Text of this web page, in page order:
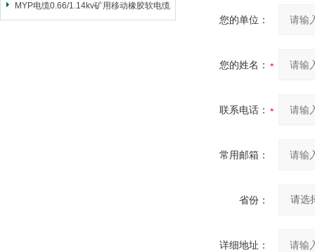
MYP电缆0.66/1.14kv矿用移动橡胶软电缆
您的单位：
您的姓名：
联系电话：
常用邮箱：
省份：
详细地址：